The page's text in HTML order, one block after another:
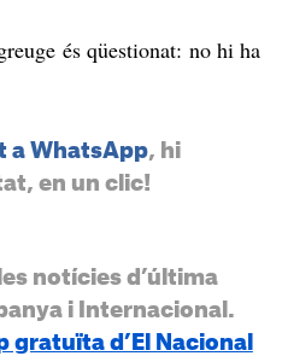
és qüestionat: no hi ha
a WhatsApp, hi
en un clic!
notícies d’última
i Internacional.
gratuïta d’El Nacional